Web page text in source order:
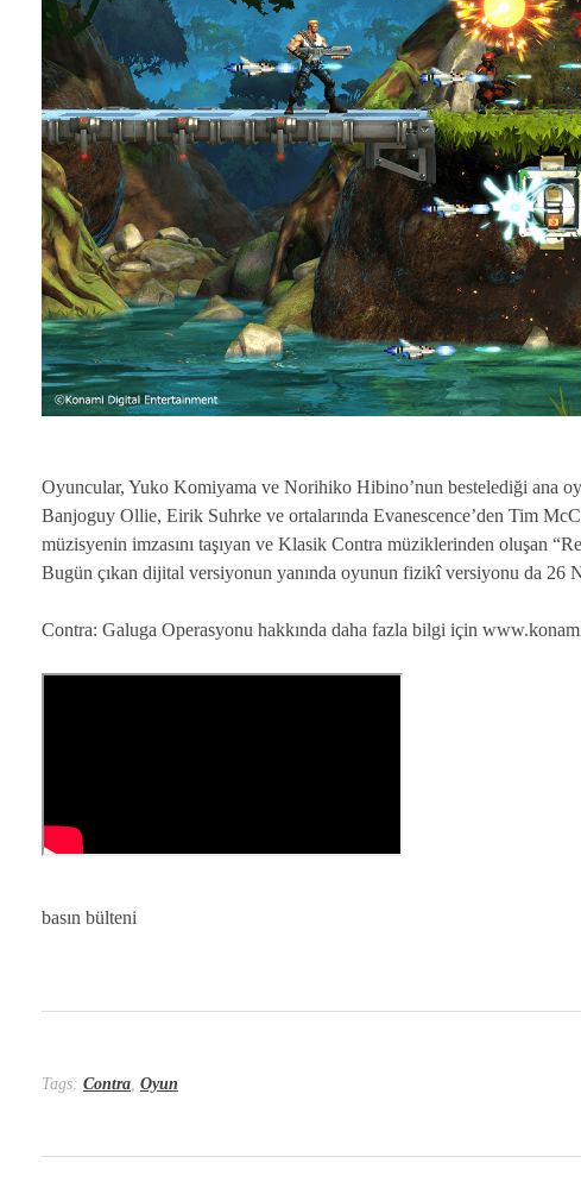
Oyuncular, Yuko Komiyama ve Norihiko Hibino’nun bestelediği ana
Banjoguy Ollie, Eirik Suhrke ve ortalarında Evanescence’den Tim
müzisyenin imzasını taşıyan ve Klasik Contra müziklerinden oluşan
Bugün çıkan dijital versiyonun yanında oyunun fizikî versiyonu da 26
Contra: Galuga Operasyonu hakkında daha fazla bilgi için
basın bülteni
Tags: Contra, Oyun